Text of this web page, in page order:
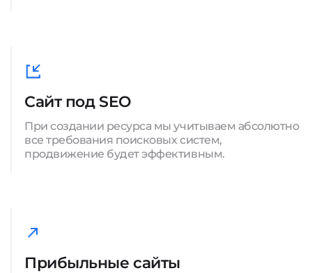
Сайт под SEO
При создании ресурса мы учитываем абсолютно
все требования поисковых систем,
продвижение будет эффективным.
Прибыльные сайты